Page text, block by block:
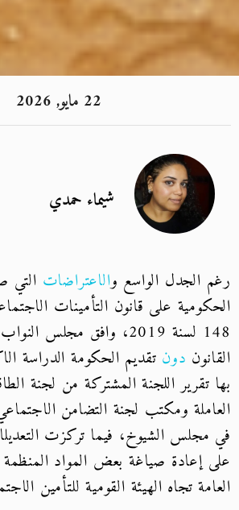
22 مايو, 2026
شيماء حمدي
رغم الجدل الواسع والاعتراضات
الحكومية على قانون التأمينات
148 لسنة 2019، وافق مجلس
القانون دون تقديم الحكومة الدراسة
بها تقرير اللجنة المشتركة من لجنة
العاملة ومكتب لجنة التضامن
في مجلس الشيوخ، فيما تركزت
على إعادة صياغة بعض المواد المنظمة
العامة تجاه الهيئة القومية للتأمين